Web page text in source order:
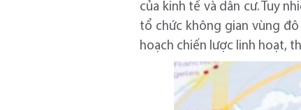
của kinh tế và dân cư. Tuy
tổ chức không gian vùng
hoạch chiến lược linh hoạt,